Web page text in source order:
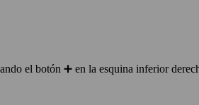
el botón ➕ en la esquina inferior